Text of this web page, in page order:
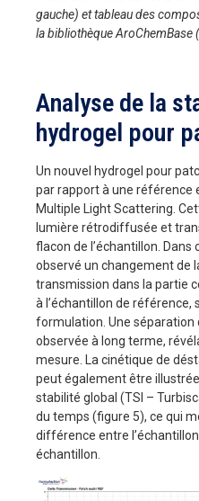
gauche) et tableau des
la bibliothèque AroChemBase
Analyse de la
hydrogel pour
Un nouvel hydrogel pour
par rapport à une référence
Multiple Light Scattering.
lumière rétrodiffusée et
flacon de l’échantillon.
observé un changement de
transmission dans la partie
à l’échantillon de référence,
formulation. Une séparation
observée à long terme,
mesure. La cinétique de
peut également être
stabilité global (TSI –
du temps (figure 5), ce qui
différence entre
échantillon.